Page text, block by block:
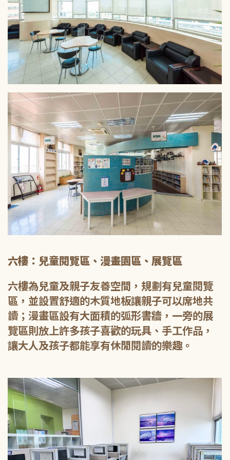
六樓：兒童閱覽區、漫畫園區、展覽區
六樓為兒童及親子友善空間，規劃有兒童閱覽
區，並設置舒適的木質地板讓親子可以席地共
讀；漫畫區設有大面積的弧形書牆，一旁的展
覽區則放上許多孩子喜歡的玩具、手工作品，
讓大人及孩子都能享有休閒閱讀的樂趣。